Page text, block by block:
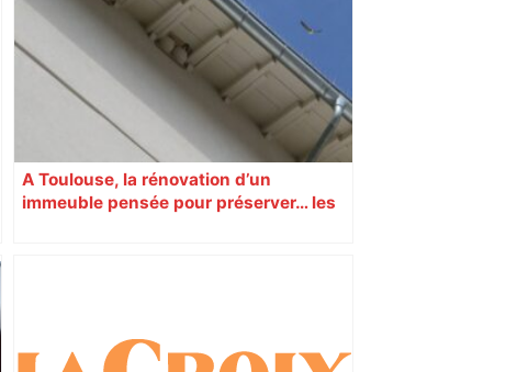
A Toulouse, la rénovation d’un
immeuble pensée pour préserver… les